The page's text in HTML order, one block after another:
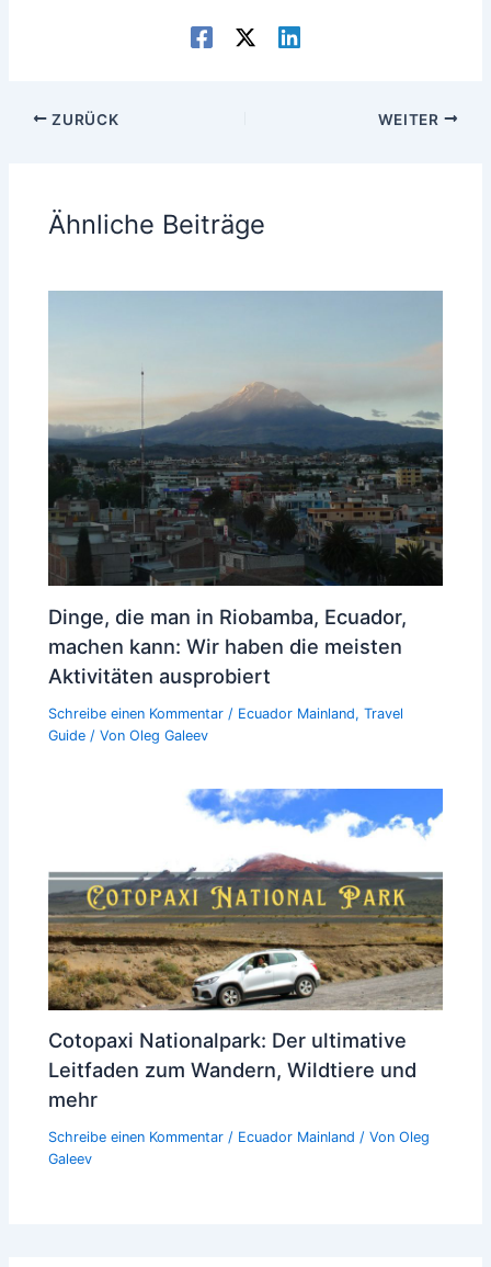
ZURÜCK WEITER
Ähnliche Beiträge
Dinge, die man in Riobamba, Ecuador,
machen kann: Wir haben die meisten
Aktivitäten ausprobiert
Schreibe einen Kommentar / Ecuador Mainland,Travel
Guide / VonOleg Galeev
Cotopaxi Nationalpark: Der ultimative
Leitfaden zum Wandern, Wildtiere und
mehr
Schreibe einen Kommentar / Ecuador Mainland / VonOleg
Galeev